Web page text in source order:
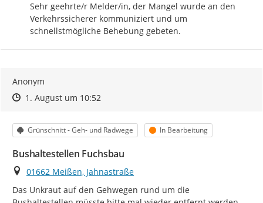
Sehr geehrte/r Melder/in, der Mangel wurde an den
Verkehrssicherer kommuniziert und um
schnellstmögliche Behebung gebeten.
Anonym
Zeitpunkt des Erstellens
Zeitpunkt des Erstellens
1. August um 10:52Zur Äußerung
Kategorie
Grünschnitt - Geh- und Radwege Status
In Bearbeitung
Bushaltestellen Fuchsbau
Ort
01662 Meißen, Jahnastraße
Das Unkraut auf den Gehwegen rund um die